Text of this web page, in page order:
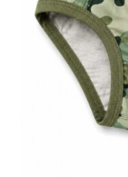
Dečije
pamuk